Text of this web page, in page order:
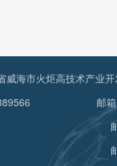
威海市火炬高技术产业
邮